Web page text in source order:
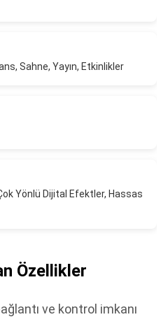
Sahne, Yayın, Etkinlikler
Yönlü Dijital Efektler, Hassas
Özellikler
ve kontrol imkanı